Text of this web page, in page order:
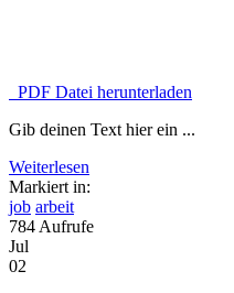
PDF Datei herunterladen
Gib deinen Text hier ein ...
Weiterlesen
Markiert in:
job arbeit
784 Aufrufe
Jul
02